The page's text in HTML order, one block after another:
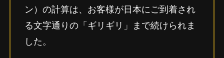
ン）の計算は、お客様が日本にご到着され
る文字通りの「ギリギリ」まで続けられま
した。